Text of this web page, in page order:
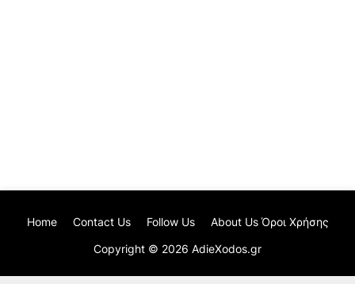
Copyright © 2026 AdieXodos.gr
Home Contact Us Follow Us About Us Όροι Χρήσης